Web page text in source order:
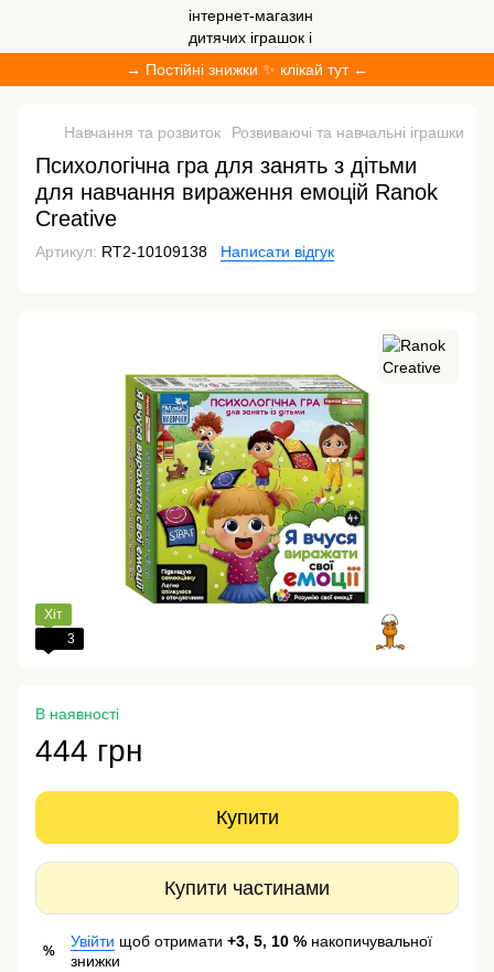
→ Постійні знижки ✨ клікай тут ←
Навчання та розвиток Розвиваючі та навчальні іграшки
Психологічна гра для занять з дітьми
для навчання вираження емоцій Ranok
Creative
Артикул: RT2-10109138 Написати відгук
Хіт
3
В наявності
444 грн
Купити
Купити частинами
%
Увійти щоб отримати +3, 5, 10 % накопичувальної
знижки